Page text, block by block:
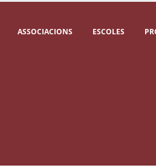
ASSOCIACIONS ESCOLES